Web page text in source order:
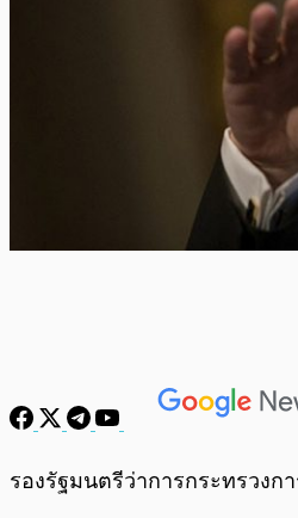
พร้อมเล่น
รองรัฐมนตรีว่าการกระทรวงก